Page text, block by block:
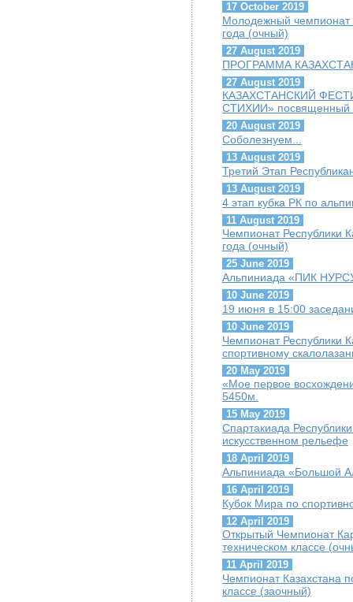
17 October 2019
Молодежный чемпионат
года (очный)
27 August 2019
ПРОГРАММА
27 August 2019
КАЗАХСТАНСКИЙ
СТИХИИ» посвященный
20 August 2019
Соболезнуем...
13 August 2019
Третий Этап
13 August 2019
4 этап кубка РК по
11 August 2019
Чемпионат Республики
года (очный)
25 June 2019
Альпиниада «ПИК
10 June 2019
19 июня в 15:00
10 June 2019
Чемпионат Республики
спортивному
20 May 2019
«Мое первое
5450м.
15 May 2019
Спартакиада
искусственном рельефе
18 April 2019
Альпиниада «Большой
16 April 2019
Кубок Мира по
12 April 2019
Открытый Чемпионат
техническом классе
11 April 2019
Чемпионат Казахстана
классе (заочный)